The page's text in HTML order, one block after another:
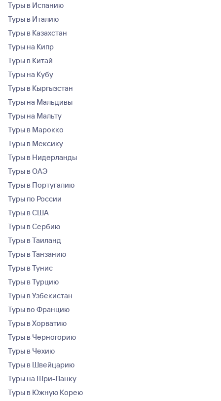
Туры в Испанию
Туры в Италию
Туры в Казахстан
Туры на Кипр
Туры в Китай
Туры на Кубу
Туры в Кыргызстан
Туры на Мальдивы
Туры на Мальту
Туры в Марокко
Туры в Мексику
Туры в Нидерланды
Туры в ОАЭ
Туры в Португалию
Туры по России
Туры в США
Туры в Сербию
Туры в Таиланд
Туры в Танзанию
Туры в Тунис
Туры в Турцию
Туры в Узбекистан
Туры во Францию
Туры в Хорватию
Туры в Черногорию
Туры в Чехию
Туры в Швейцарию
Туры на Шри-Ланку
Туры в Южную Корею